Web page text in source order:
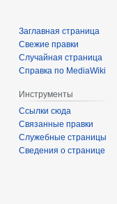
Заглавная страница
Свежие правки
Случайная страница
Справка по MediaWiki
Инструменты
Ссылки сюда
Связанные правки
Служебные страницы
Сведения о странице